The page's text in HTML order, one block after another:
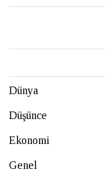
Dünya
Düşünce
Ekonomi
Genel